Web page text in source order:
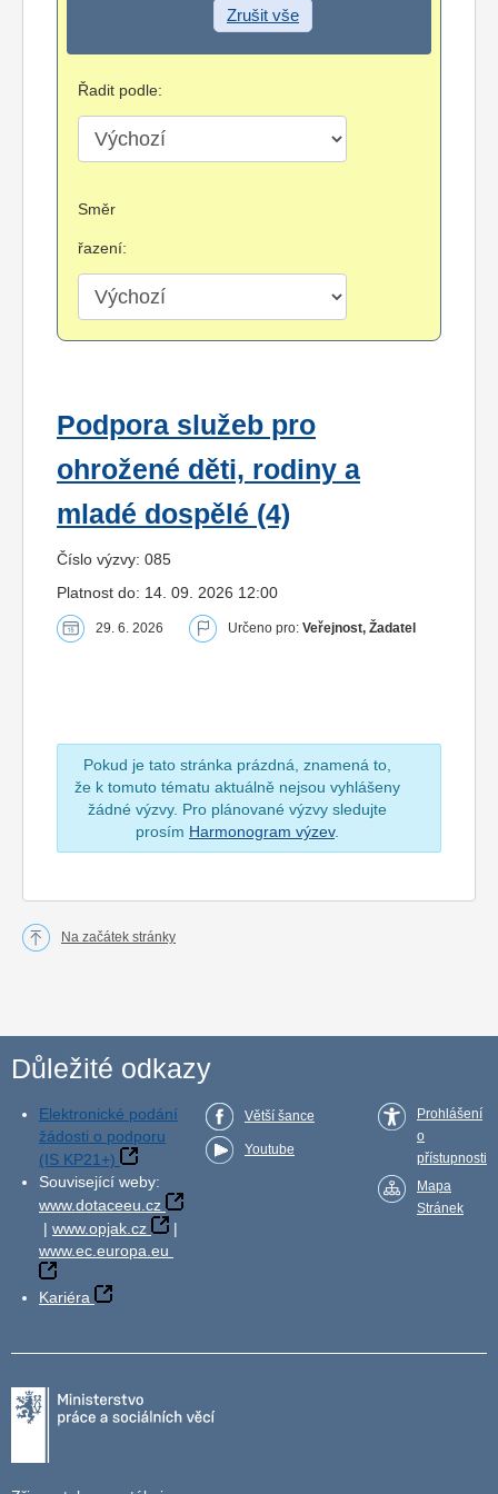
Zrušit vše
Řadit podle:
Směr
řazení:
Podpora služeb pro
ohrožené děti, rodiny a
mladé dospělé (4)
Číslo výzvy: 085
Platnost do: 14. 09. 2026 12:00
29. 6. 2026 Určeno pro: Veřejnost, Žadatel
Pokud je tato stránka prázdná, znamená to,
že k tomuto tématu aktuálně nejsou vyhlášeny
žádné výzvy. Pro plánované výzvy sledujte
prosím Harmonogram výzev.
Na začátek stránky
Důležité odkazy
Elektronické podání
žádosti o podporu
(IS KP21+)
Související weby:
www.dotaceeu.cz
| www.opjak.cz
|
www.ec.europa.eu
Kariéra
Větší šance
Youtube
Prohlášení
o
přístupnosti
Mapa
Stránek